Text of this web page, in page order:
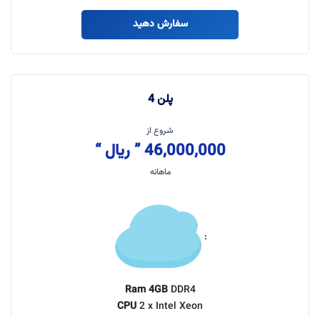
سفارش دهید
پلن 4
شروع از
46,000,000 ” ریال “
ماهانه
:
Ram 4GB DDR4
CPU2 x Intel Xeon